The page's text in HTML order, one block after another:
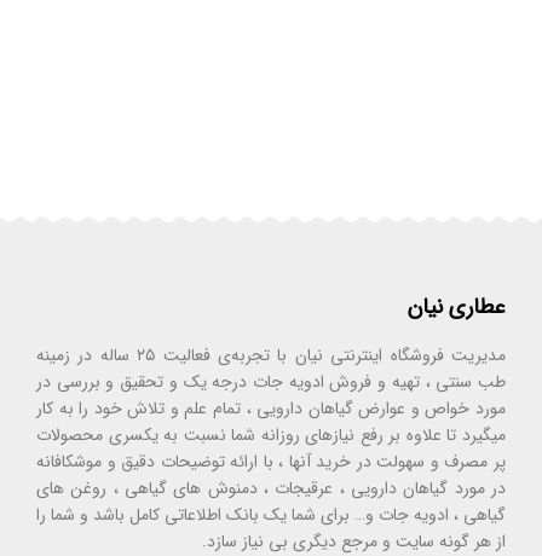
عطاری نیان
مدیریت فروشگاه اینترنتی نیان با تجربه‌ی فعالیت ۲۵ ساله در زمینه
طب سنتی ، تهیه و فروش ادویه جات درجه یک و تحقیق و بررسی در
مورد خواص و عوارض گیاهان دارویی ، تمام علم و تلاش خود را به کار
میگیرد تا علاوه بر رفع نیازهای روزانه شما نسبت به یکسری محصولات
پر مصرف و سهولت در خرید آنها ، با ارائه توضیحات دقیق و موشکافانه
در مورد گیاهان دارویی ، عرقیجات ، دمنوش های گیاهی ، روغن های
گیاهی ، ادویه جات و… برای شما یک بانک اطلاعاتی کامل باشد و شما را
از هر گونه سایت و مرجع دیگری بی نیاز سازد.